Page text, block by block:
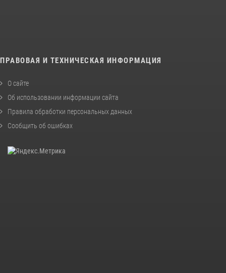
ПРАВОВАЯ И ТЕХНИЧЕСКАЯ ИНФОРМАЦИЯ
О сайте
Об использовании информации сайта
Правила обработки персональных данных
Сообщить об ошибках